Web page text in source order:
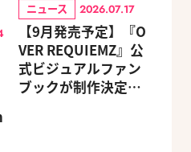
ニュース 2026.07.17
【9月発売予定】『O
VER REQUIEMZ』公
式ビジュアルファン
ブックが制作決定！